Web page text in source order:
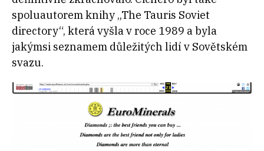
spoluautorem knihy „The Tauris Soviet
directory“, která vyšla v roce 1989 a byla
jakýmsi seznamem důležitých lidí v Sovětském
svazu.